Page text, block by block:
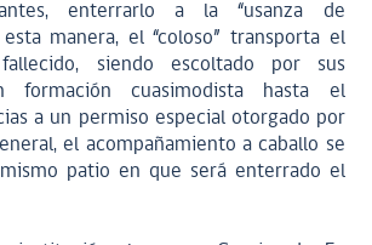
enterrarlo a la “usanza de
esta manera, el “coloso” transporta el
siendo escoltado por sus
formación cuasimodista hasta el
a un permiso especial otorgado por
el acompañamiento a caballo se
patio en que será enterrado el